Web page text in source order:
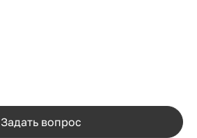
Задать вопрос